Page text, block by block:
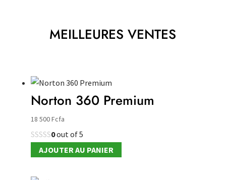
MEILLEURES VENTES
Norton 360 Premium
18 500Fcfa
0out of 5
AJOUTER AU PANIER